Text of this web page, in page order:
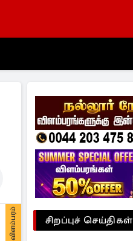
விளம்பரம் சிறப்புச் செய்திகள்